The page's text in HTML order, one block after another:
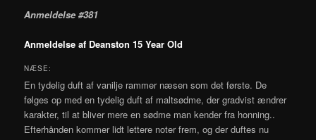
Anmeldelse #381
Anmeldelse af Deanston 15 Year Old
NÆSE:
En tydelig duft af vanilje rammer næsen som det første. De
følges op med en tydelig duft af maltsødme, der gradvist ændrer
karakter, til at bliver mere en sødme man kender fra honning..
Efterhånden kommer lidt lettere noter frem, og der duftes nu